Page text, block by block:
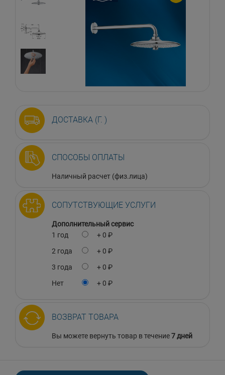
ДОСТАВКА (Г. )
СПОСОБЫ ОПЛАТЫ
Наличный расчет (физ.лица)
СОПУТСТВУЮЩИЕ УСЛУГИ
Дополнительный сервис
1 год
+ 0 ₽
2 года
+ 0 ₽
3 года
+ 0 ₽
Нет
+ 0 ₽
ВОЗВРАТ ТОВАРА
Вы можете вернуть товар в течение7 дней